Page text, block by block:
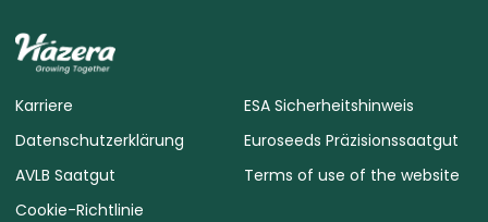
Karriere
Datenschutzerklärung
AVLB Saatgut
Cookie-Richtlinie
ESA Sicherheitshinweis
Euroseeds Präzisionssaatgut
Terms of use of the website